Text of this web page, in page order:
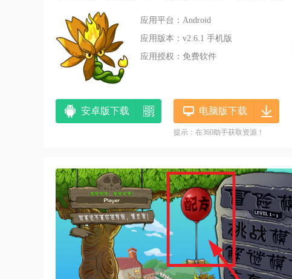
应用平台：Android
应用版本：v2.6.1 手机版
应用授权：免费软件
安卓版下载 电脑版下载
提示：在360助手获取资源！